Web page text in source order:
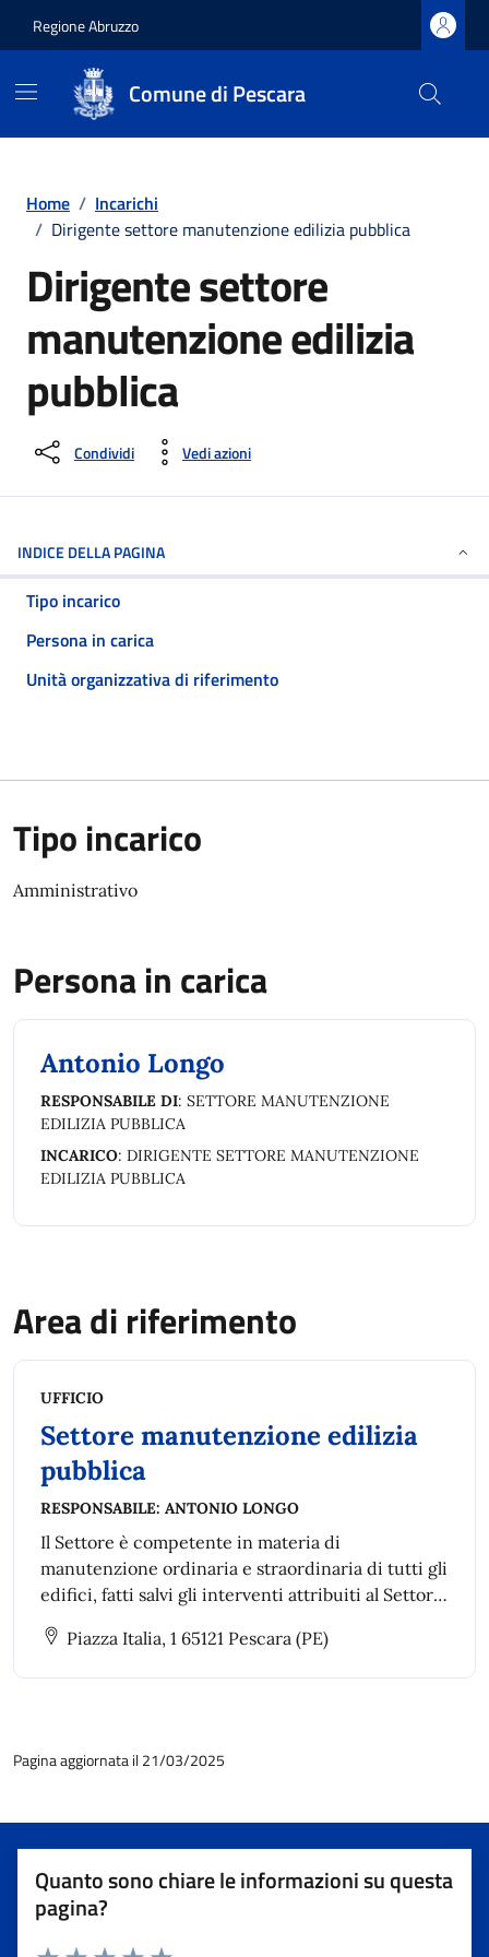
Regione Abruzzo
Comune di Pescara
Home / Incarichi
/ Dirigente settore manutenzione edilizia pubblica
Dirigente settore
manutenzione edilizia
pubblica
Condividi Vedi azioni
INDICE DELLA PAGINA
Tipo incarico
Persona in carica
Unità organizzativa di riferimento
Tipo incarico
Amministrativo
Persona in carica
Antonio Longo
RESPONSABILE DI: SETTORE MANUTENZIONE
EDILIZIA PUBBLICA
INCARICO: DIRIGENTE SETTORE MANUTENZIONE
EDILIZIA PUBBLICA
Area di riferimento
UFFICIO
Settore manutenzione edilizia
pubblica
RESPONSABILE: ANTONIO LONGO
Il Settore è competente in materia di
manutenzione ordinaria e straordinaria di tutti gli
edifici, fatti salvi gli interventi attribuiti al Settore
Lavori pubblici e cura l’implementazione della
metodologia BIM nei processi di lavoro.
Piazza Italia, 1 65121 Pescara (PE)
Pagina aggiornata il 21/03/2025
Quanto sono chiare le informazioni su questa
pagina?